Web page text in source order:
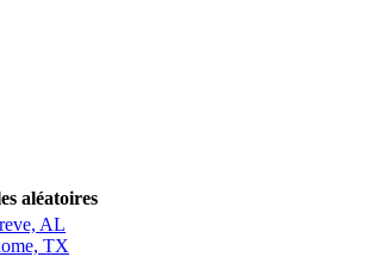
aléatoires
AL
TX